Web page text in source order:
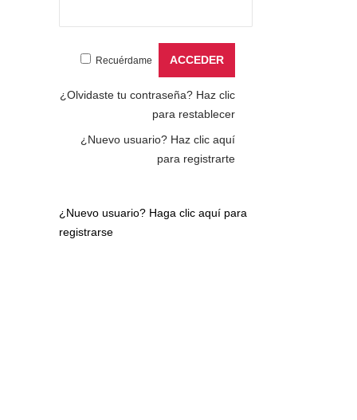
Recuérdame
¿Olvidaste tu contraseña? Haz clic
para restablecer
¿Nuevo usuario? Haz clic aquí
para registrarte
¿Nuevo usuario? Haga clic aquí para
registrarse